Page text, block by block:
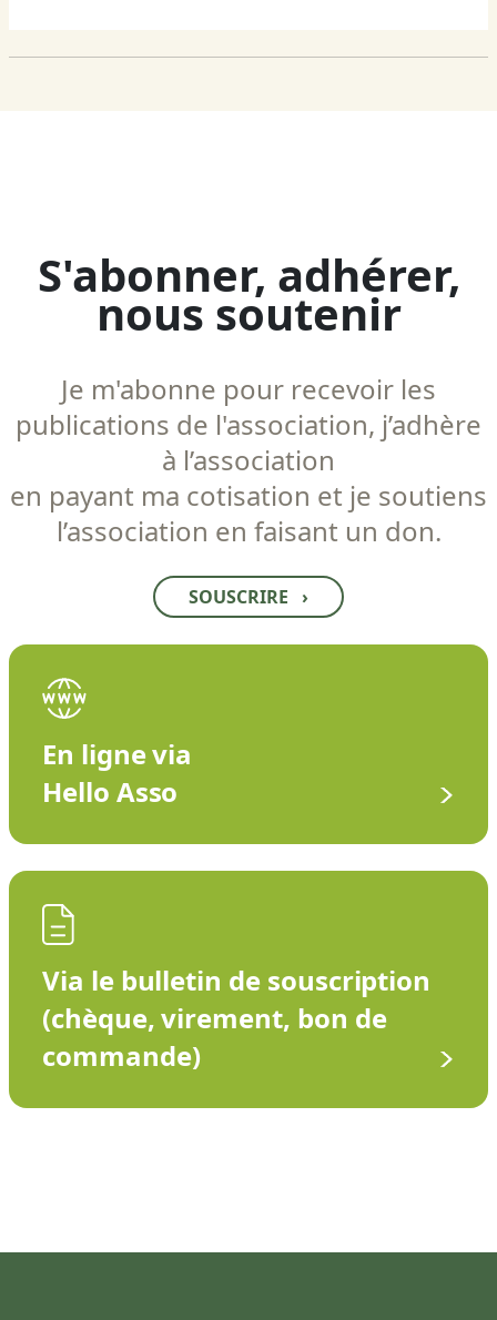
S'abonner, adhérer,
nous soutenir
Je m'abonne pour recevoir les
publications de l'association, j’adhère
à l’association
en payant ma cotisation et je soutiens
l’association en faisant un don.
SOUSCRIRE ›
En ligne via
Hello Asso
Via le bulletin de souscription
(chèque, virement, bon de
commande)